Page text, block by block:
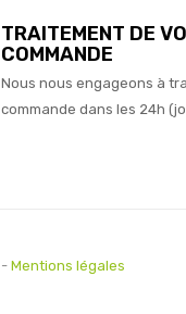
TRAITEMENT DE
COMMANDE
Nous nous engageons à
commande dans les 24h
- Mentions légales